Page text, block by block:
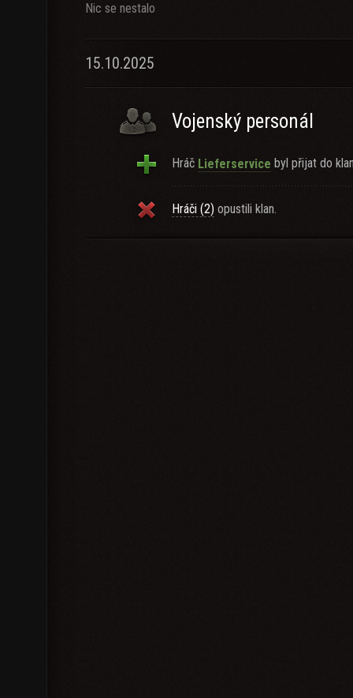
Nic se nestalo
15.10.2025
Vojenský personál
Hráč Lieferservice byl přijat do
Hráči (2) opustili klan.